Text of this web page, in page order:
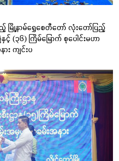
မြို့နာမ်ရွှေစေတီတော် လုံးတော်ပြည့်
(၃၆) ကြိမ်မြောက် စုပေါင်းမဟာ
ကျင်းပ